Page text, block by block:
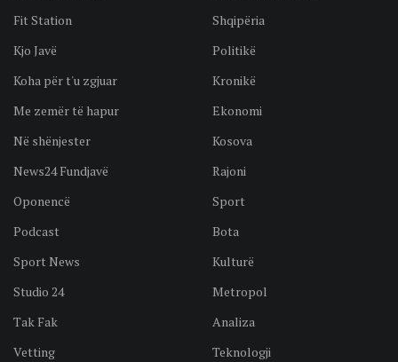
Fit Station
Kjo Javë
Koha për t'u zgjuar
Me zemër të hapur
Në shënjester
News24 Fundjavë
Oponencë
Podcast
Sport News
Studio 24
Tak Fak
Vetting
Shqipëria
Politikë
Kronikë
Ekonomi
Kosova
Rajoni
Sport
Bota
Kulturë
Metropol
Analiza
Teknologji